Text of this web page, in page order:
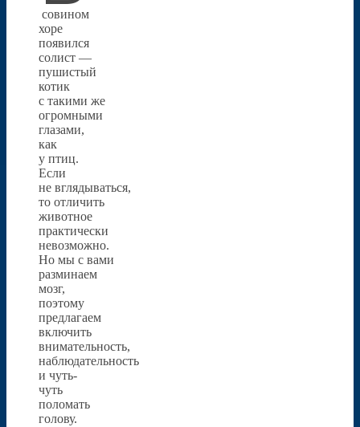
совином
хоре
появился
солист —
пушистый
котик
с такими же
огромными
глазами,
как
у птиц.
Если
не вглядываться,
то отличить
животное
практически
невозможно.
Но мы с вами
разминаем
мозг,
поэтому
предлагаем
включить
внимательность,
наблюдательность
и чуть-
чуть
поломать
голову.